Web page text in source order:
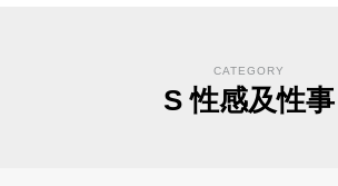
CATEGORY
S 性感及性事